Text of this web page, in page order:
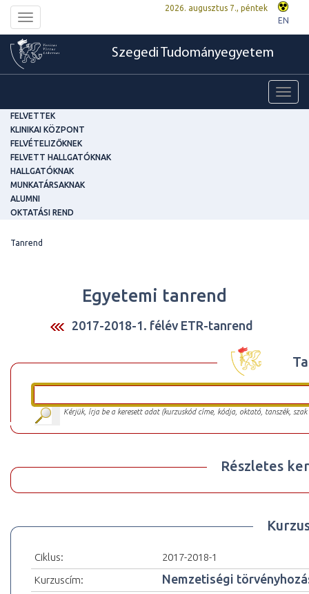
Toggle
navigation
2026. augusztus 7., péntek
EN
Szegedi Tudományegyetem
FELVETTEK
KLINIKAI KÖZPONT
FELVÉTELIZŐKNEK
FELVETT HALLGATÓKNAK
HALLGATÓKNAK
MUNKATÁRSAKNAK
ALUMNI
OKTATÁSI REND
Tanrend
Egyetemi tanrend
2017-2018-1. félév ETR-tanrend
Kérjük, írja be a keresett adat (kurzuskód címe, kódja, oktató, tanszék,
Részletes
Ciklus:
2017-2018-1
Kurzuscím:
Nemzetiségi